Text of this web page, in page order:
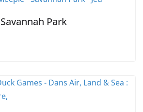
Savannah Park